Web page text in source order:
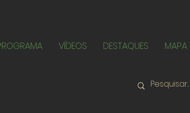
VÍDEOS DESTAQUES MAPA